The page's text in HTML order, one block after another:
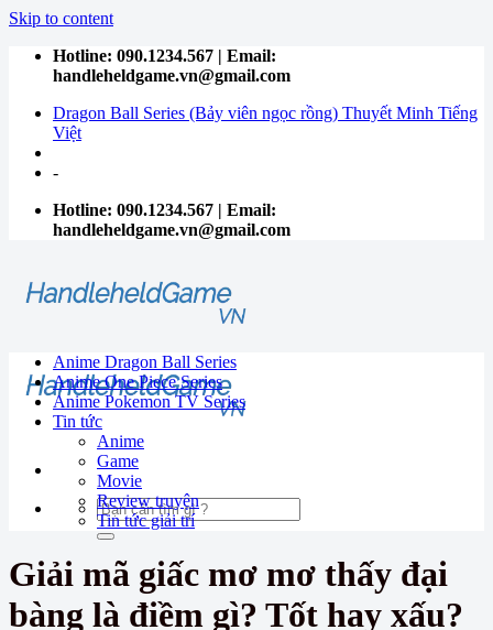
Skip to content
Hotline: 090.1234.567 | Email:
handleheldgame.vn@gmail.com
Dragon Ball Series (Bảy viên ngọc rồng) Thuyết Minh Tiếng
Việt
-
Hotline: 090.1234.567 | Email:
handleheldgame.vn@gmail.com
Anime Dragon Ball Series
Anime One Piece Series
Anime Pokemon TV Series
Tin tức
Anime
Game
Movie
Review truyện
Tin tức giải trí
Giải mã giấc mơ mơ thấy đại
bàng là điềm gì? Tốt hay xấu?